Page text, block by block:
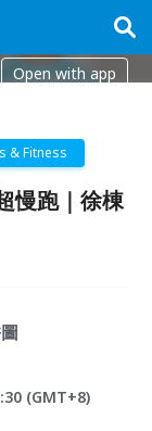
Open with app
& Fitness
慢跑｜徐棟
(GMT+8)